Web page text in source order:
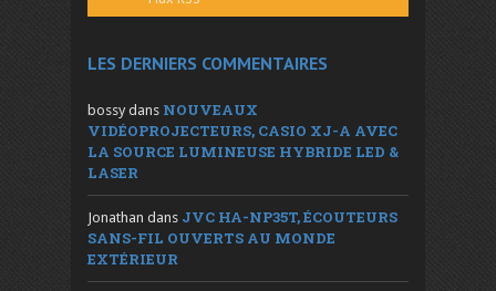
LES DERNIERS COMMENTAIRES
bossy dans NOUVEAUX
VIDÉOPROJECTEURS, CASIO XJ-A AVEC
LA SOURCE LUMINEUSE HYBRIDE LED &
LASER
Jonathan dans JVC HA-NP35T, ÉCOUTEURS
SANS-FIL OUVERTS AU MONDE
EXTÉRIEUR